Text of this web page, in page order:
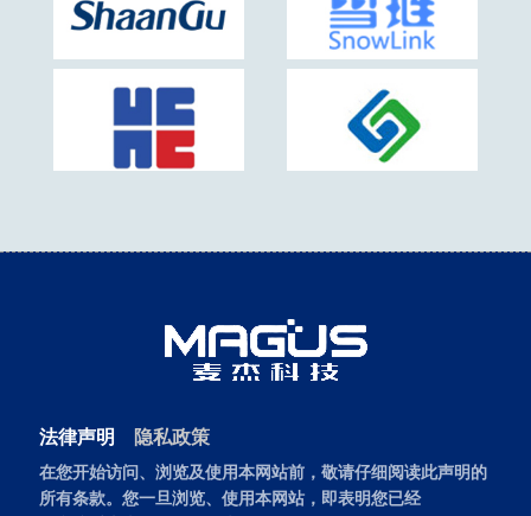
法律声明 隐私政策
在您开始访问、浏览及使用本网站前，敬请仔细阅读此声明的
所有条款。您一旦浏览、使用本网站，即表明您已经